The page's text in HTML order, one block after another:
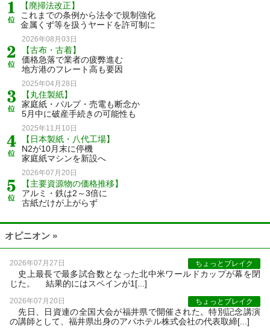
【廃掃法改正】
これまでの条例から法令で規制強化
金属くず等を扱うヤードを許可制に
2026年08月03日
【古布・古着】
価格急落で業者の疲弊進む
地方港のフレート高も要因
2025年04月28日
【丸住製紙】
家庭紙・パルプ・売電も断念か
5月中に破産手続きの可能性も
2025年11月10日
【日本製紙・八代工場】
N2が10月末に停機
家庭紙マシンを新設へ
2026年07月20日
【主要資源物の価格推移】
アルミ・鉄は2～3倍に
古紙だけが上がらず
オピニオン »
2026年07月27日 ちょっとブレイク
史上最長で最多試合数となった北中米ワールドカップが幕を閉
じた。 結果的にはスペインが1[...]
2026年07月20日 ちょっとブレイク
先日、日資連の全国大会が福井県で開催された。特別記念講演
の講師として、福井県出身のアパホテル株式会社の代表取締[...]